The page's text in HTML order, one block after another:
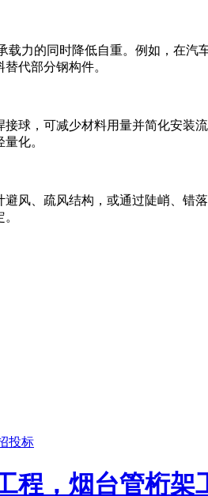
力的同时降低自重。例如，在
代部分钢构件。
球，可减少材料用量并简化安装
化。
风、疏风结构，或通过陡峭、错
投标